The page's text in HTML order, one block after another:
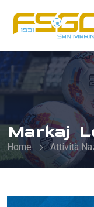
Markaj
Home Attività